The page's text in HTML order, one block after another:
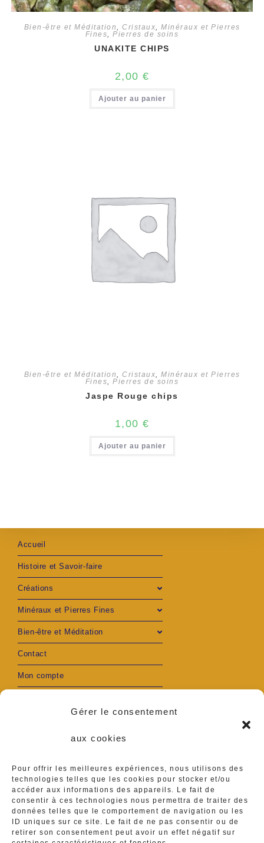
Gérer le consentement
aux cookies
Pour offrir les meilleures expériences, nous utilisons des
technologies telles que les cookies pour stocker et/ou
accéder aux informations des appareils. Le fait de
consentir à ces technologies nous permettra de traiter des
données telles que le comportement de navigation ou les
ID uniques sur ce site. Le fait de ne pas consentir ou de
retirer son consentement peut avoir un effet négatif sur
Bien-être et Méditation, Cristaux, Minéraux et Pierres
Fines,Pierres de soins
UNAKITE CHIPS
2,00 €
Ajouter au panier
Bien-être et Méditation Cristaux
Minéraux et Pierres
Fines ,Pierres de soins
Jaspe Rouge chips
1,00 €
Ajouter au panier
Accueil
Histoire et Savoir-faire
Créations
Minéraux et Pierres Fines
Bien-être et Méditation
Contact
Mon compte
dans
un
nouvel
dans
un
nouvel
Adresse :
Ambares et Lagrave
Téléphone :
0629416839
E-mail :